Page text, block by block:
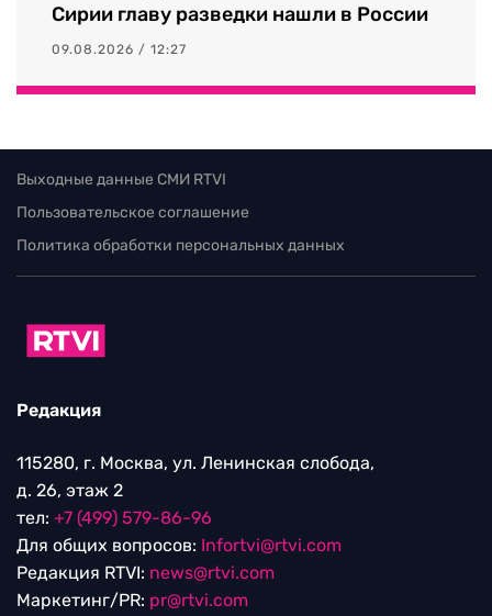
Сирии главу разведки нашли в России
09.08.2026 / 12:27
Выходные данные СМИ RTVI
Пользовательское соглашение
Политика обработки персональных данных
Редакция
115280, г. Москва, ул. Ленинская слобода,
д. 26, этаж 2
тел: +7 (499) 579-86-96
Для общих вопросов: Infortvi@rtvi.com
Редакция RTVI: news@rtvi.com
Маркетинг/PR: pr@rtvi.com